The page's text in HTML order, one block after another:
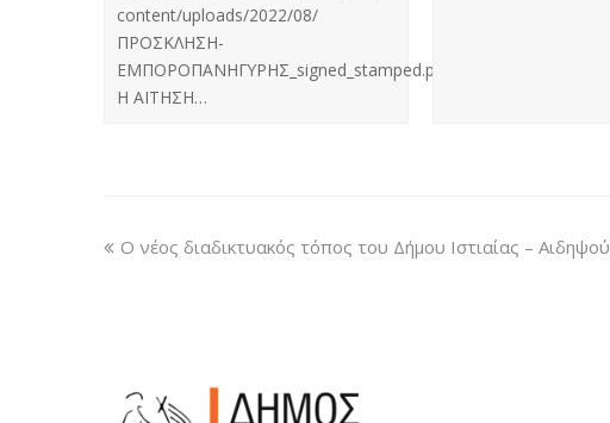
content/uploads/2022/08/
ΠΡΟΣΚΛΗΣΗ-
ΕΜΠΟΡΟΠΑΝΗΓΥΡΗΣ_signed_stamped.pdf
Η ΑΙΤΗΣΗ…
Ο νέος διαδικτυακός τόπος του Δήμου Ιστιαίας – Αιδηψού